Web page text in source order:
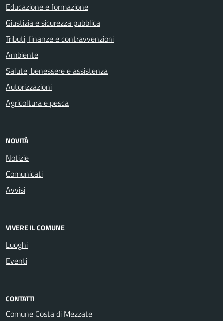
Educazione e formazione
Giustizia e sicurezza pubblica
Tributi, finanze e contravvenzioni
Ambiente
Salute, benessere e assistenza
Autorizzazioni
Agricoltura e pesca
NOVITÀ
Notizie
Comunicati
Avvisi
VIVERE IL COMUNE
Luoghi
Eventi
CONTATTI
Comune Costa di Mezzate